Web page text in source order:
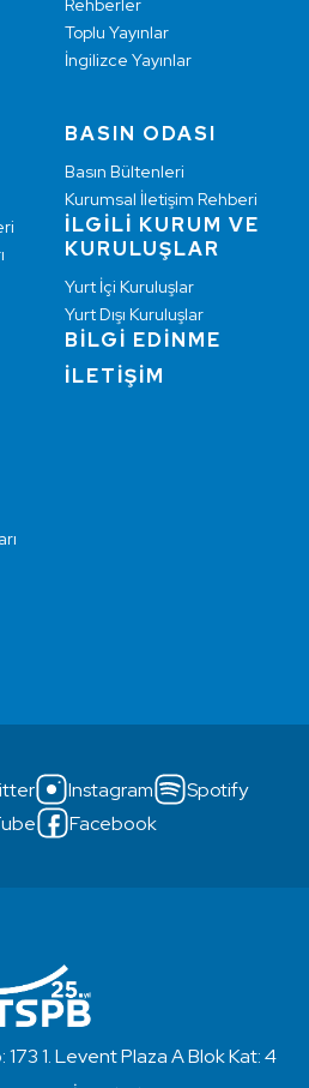
Rehberler
Toplu Yayınlar
İngilizce Yayınlar
BASIN ODASI
Basın Bültenleri
Kurumsal İletişim Rehberi
İLGİLİ KURUM VE
KURULUŞLAR
Yurt İçi Kuruluşlar
Yurt Dışı Kuruluşlar
BİLGİ EDİNME
İLETİŞİM
Instagram
Spotify
Facebook
1. Levent Plaza A Blok Kat: 4